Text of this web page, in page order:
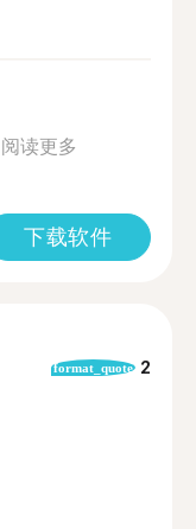
阅读更多
下载软件
format_quote 2